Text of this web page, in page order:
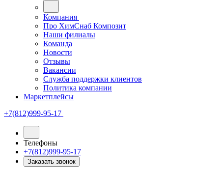
Компания
Про ХимСнаб Композит
Наши филиалы
Команда
Новости
Отзывы
Вакансии
Служба поддержки клиентов
Политика компании
Маркетплейсы
+7(812)999-95-17
Телефоны
+7(812)999-95-17
Заказать звонок